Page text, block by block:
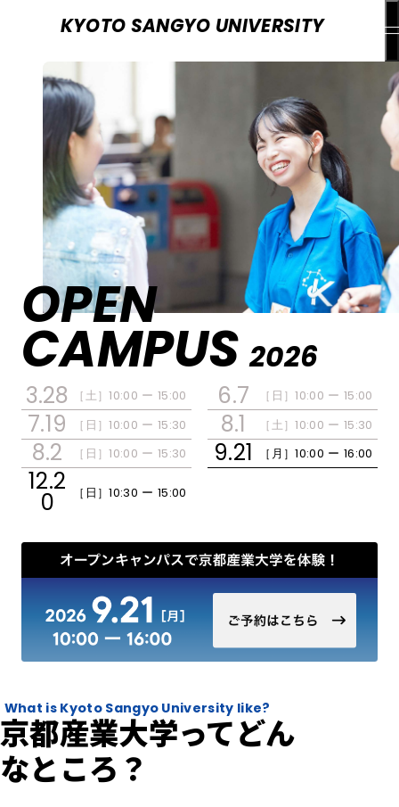
KYOTO SANGYO UNIVERSITY
京都産業大学ってどんなところ？
開催日程・アクセス
おすすめコンテンツ
OPEN
CAMPUS 2026
3.28 ［土］10:00 ー 15:00 6.7 ［日］10:00 ー 15:00
7.19 ［日］10:00 ー 15:30 8.1 ［土］10:00 ー 15:30
8.2 ［日］10:00 ー 15:30 9.21 ［月］10:00 ー 16:00
12.2
0 ［日］10:30 ー 15:00
What is Kyoto Sangyo University like?
京都産業大学ってどん
なところ？